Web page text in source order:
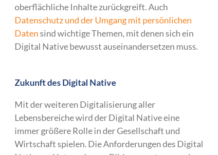
oberflächliche Inhalte zurückgreift. Auch
Datenschutz und der Umgang mit persönlichen
Datensind wichtige Themen, mit denen sich ein
Digital Native bewusst auseinandersetzen muss.
Zukunft des Digital Native
Mit der weiteren Digitalisierung aller
Lebensbereiche wird der Digital Native eine
immer größere Rolle in der Gesellschaft und
Wirtschaft spielen. Die Anforderungen des Digital